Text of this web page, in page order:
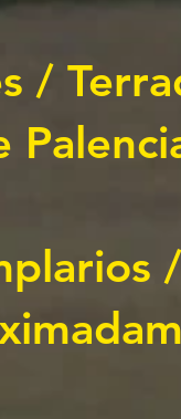
/